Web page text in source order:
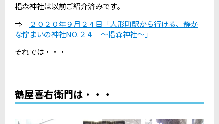
椙森神社は以前ご紹介済みです。
⇒
２０２０年９月２４日「人形町駅から行ける、静か
な佇まいの神社NO.２４ ～椙森神社～」
それでは・・・
鶴屋喜右衛門は・・・